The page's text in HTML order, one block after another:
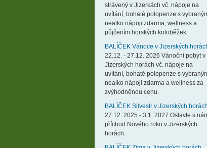
strávený v Jizerkách vč. nápoje na
uvítání, bohaté polopenze s
nealko nápoji zdarma, wellness a
půjčením horských koloběžek.
BALÍČEK Vánoce v Jizerských
22.12. - 27.12. 2026 Vánoční pobyt v
Jizerských horách vč. nápoje na
uvítání, bohaté polopenze s
nealko nápoji zdarma a wellness za
zvýhodněnou cenu.
BALÍČEK Silvestr v Jizerských horách
27.12. 2025 - 3.1. 2027 Oslavte s
příchod Nového roku v Jizerských
horách.